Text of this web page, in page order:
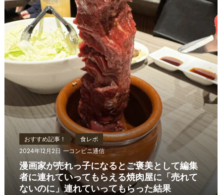
おすすめ記事！
食レポ
2024年12月2日
コンビニ通信
漫画家が売れっ子になるとご褒美として編集
者に連れていってもらえる焼肉屋に「売れて
ないのに」連れていってもらった結果